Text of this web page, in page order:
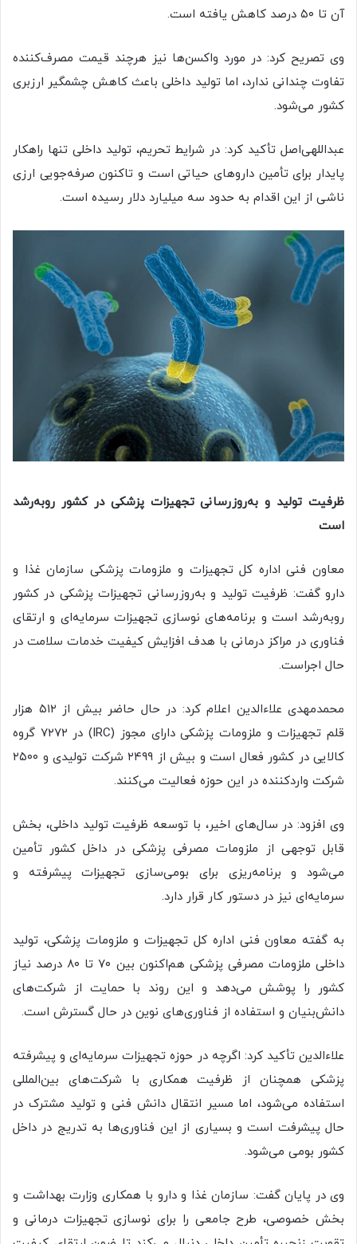
آن تا ۵۰ درصد کاهش یافته است.
وی تصریح کرد: در مورد واکسن‌ها نیز هرچند قیمت مصرف‌کننده
تفاوت چندانی ندارد، اما تولید داخلی باعث کاهش چشمگیر ارزبری
کشور می‌شود.
عبداللهی‌اصل تأکید کرد: در شرایط تحریم، تولید داخلی تنها راهکار
پایدار برای تأمین داروهای حیاتی است و تاکنون صرفه‌جویی ارزی
ناشی از این اقدام به حدود سه میلیارد دلار رسیده است.
ظرفیت تولید و به‌روزرسانی تجهیزات پزشکی در کشور رو‌به‌رشد
است
معاون فنی اداره کل تجهیزات و ملزومات پزشکی سازمان غذا و
دارو گفت: ظرفیت تولید و به‌روزرسانی تجهیزات پزشکی در کشور
رو‌به‌رشد است و برنامه‌های نوسازی تجهیزات سرمایه‌ای و ارتقای
فناوری در مراکز درمانی با هدف افزایش کیفیت خدمات سلامت در
حال اجراست.
محمدمهدی علاءالدین اعلام کرد: در حال حاضر بیش از ۵۱۲ هزار
قلم تجهیزات و ملزومات پزشکی دارای مجوز (IRC) در ۷۲۷۲ گروه
کالایی در کشور فعال است و بیش از ۲۴۹۹ شرکت تولیدی و ۲۵۰۰
شرکت واردکننده در این حوزه فعالیت می‌کنند.
وی افزود: در سال‌های اخیر، با توسعه ظرفیت تولید داخلی، بخش
قابل توجهی از ملزومات مصرفی پزشکی در داخل کشور تأمین
می‌شود و برنامه‌ریزی برای بومی‌سازی تجهیزات پیشرفته و
سرمایه‌ای نیز در دستور کار قرار دارد.
به گفته معاون فنی اداره کل تجهیزات و ملزومات پزشکی، تولید
داخلی ملزومات مصرفی پزشکی هم‌اکنون بین ۷۰ تا ۸۰ درصد نیاز
کشور را پوشش می‌دهد و این روند با حمایت از شرکت‌های
دانش‌بنیان و استفاده از فناوری‌های نوین در حال گسترش است.
علاءالدین تأکید کرد: اگرچه در حوزه تجهیزات سرمایه‌ای و پیشرفته
پزشکی همچنان از ظرفیت همکاری با شرکت‌های بین‌المللی
استفاده می‌شود، اما مسیر انتقال دانش فنی و تولید مشترک در
حال پیشرفت است و بسیاری از این فناوری‌ها به تدریج در داخل
کشور بومی می‌شود.
وی در پایان گفت: سازمان غذا و دارو با همکاری وزارت بهداشت و
بخش خصوصی، طرح جامعی را برای نوسازی تجهیزات درمانی و